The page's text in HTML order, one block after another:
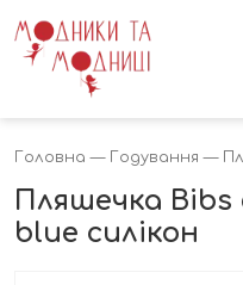
Головна — Годування —
Пляшечка Bibs
blue силікон